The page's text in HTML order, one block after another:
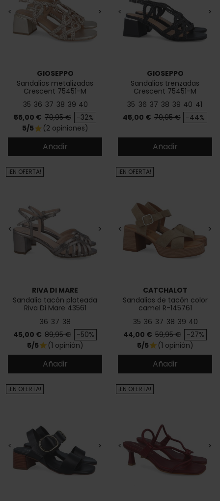
< >
GIOSEPPO
Sandalias metalizadas
Crescent 75451-M
35 36 37 38 39 40
Precio
55,00 € Precio base
79,95 € -32%
5/5star (2 opiniones)
Añadir
< >
GIOSEPPO
Sandalias trenzadas
Crescent 75451-M
35 36 37 38 39 40 41
Precio
45,00 € Precio base
79,95 € -44%
Añadir
< >
RIVA DI MARE
Sandalia tacón plateada
Riva Di Mare 43561
36 37 38
Precio
45,00 € Precio base
89,95 € -50%
¡EN OFERTA!
5/5star (1 opinión)
Añadir
< >
CATCHALOT
Sandalias de tacón color
camel R-145761
35 36 37 38 39 40
Precio
44,00 € Precio base
59,95 € -27%
¡EN OFERTA!
5/5star (1 opinión)
Añadir
< >
¡EN OFERTA!
< >
¡EN OFERTA!